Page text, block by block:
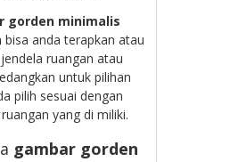
gorden minimalis
bisa anda terapkan atau
ruangan atau
untuk pilihan
pilih sesuai dengan
yang di miliki.
gambar gorden